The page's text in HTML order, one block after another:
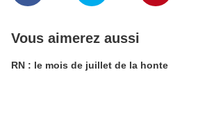
Vous aimerez aussi
RN : le mois de juillet de la honte